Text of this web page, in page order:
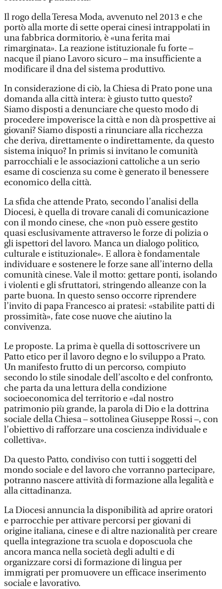
Il rogo della Teresa Moda, avvenuto nel 2013 e che
portò alla morte di sette operai cinesi intrappolati in
una fabbrica dormitorio, è «una ferita mai
rimarginata». La reazione istituzionale fu forte –
nacque il piano Lavoro sicuro – ma insufficiente a
modificare il dna del sistema produttivo.
In considerazione di ciò, la Chiesa di Prato pone una
domanda alla città intera: è giusto tutto questo?
Siamo disposti a denunciare che questo modo di
procedere impoverisce la città e non dà prospettive ai
giovani? Siamo disposti a rinunciare alla ricchezza
che deriva, direttamente o indirettamente, da questo
sistema iniquo? In primis si invitano le comunità
parrocchiali e le associazioni cattoliche a un serio
esame di coscienza su come è generato il benessere
economico della città.
La sfida che attende Prato, secondo l’analisi della
Diocesi, è quella di trovare canali di comunicazione
con il mondo cinese, che «non può essere gestito
quasi esclusivamente attraverso le forze di polizia o
gli ispettori del lavoro. Manca un dialogo politico,
culturale e istituzionale». E allora è fondamentale
individuare e sostenere le forze sane all’interno della
comunità cinese. Vale il motto: gettare ponti, isolando
i violenti e gli sfruttatori, stringendo alleanze con la
parte buona. In questo senso occorre riprendere
l’invito di papa Francesco ai pratesi: «stabilite patti di
prossimità», fate cose nuove che aiutino la
convivenza.
Le proposte. La prima è quella di sottoscrivere un
Patto etico per il lavoro degno e lo sviluppo a Prato.
Un manifesto frutto di un percorso, compiuto
secondo lo stile sinodale dell’ascolto e del confronto,
che parta da una lettura della condizione
socioeconomica del territorio e «dal nostro
patrimonio più grande, la parola di Dio e la dottrina
sociale della Chiesa – sottolinea Giuseppe Rossi –, con
l’obiettivo di rafforzare una coscienza individuale e
collettiva».
Da questo Patto, condiviso con tutti i soggetti del
mondo sociale e del lavoro che vorranno partecipare,
potranno nascere attività di formazione alla legalità e
alla cittadinanza.
La Diocesi annuncia la disponibilità ad aprire oratori
e parrocchie per attivare percorsi per giovani di
origine italiana, cinese e di altre nazionalità per creare
quella integrazione tra scuola e doposcuola che
ancora manca nella società degli adulti e di
organizzare corsi di formazione di lingua per
immigrati per promuovere un efficace inserimento
sociale e lavorativo.